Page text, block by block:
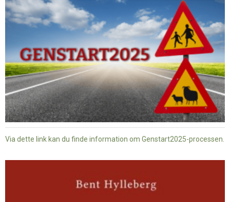
Via dette link kan du finde information om Genstart2025-processen.